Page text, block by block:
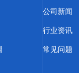
公司新闻
行业资讯
常见问题